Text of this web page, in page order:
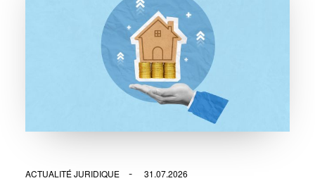
ACTUALITÉ JURIDIQUE 31.07.2026